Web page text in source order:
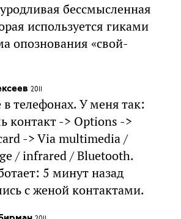
бессмысленная
используется гиками
опознования «свой-
2011
в телефонах. У меня так:
контакт -> Options ->
-> Via multimedia /
/ infrared / Bluetooth.
5 минут назад
с женой контактами.